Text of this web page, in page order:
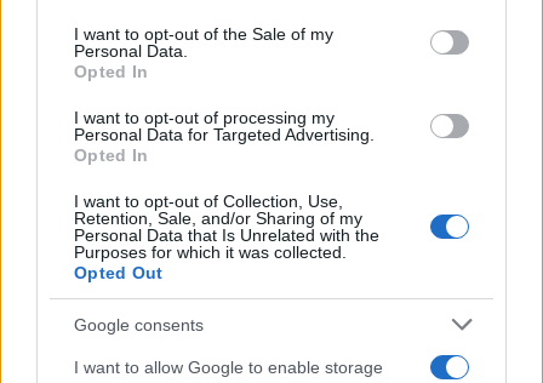
consent section.
I want to opt-out of the Sale of my
Personal Data.
Opted In
I want to opt-out of processing my
Personal Data for Targeted Advertising.
Opted In
I want to opt-out of Collection, Use,
Retention, Sale, and/or Sharing of my
Personal Data that Is Unrelated with the
Purposes for which it was collected.
Opted Out
Google consents
I want to allow Google to enable storage
Η Ελένη Φωτοπούλου ευχήθηκε για τη
γιορτή του Άκη Παυλόπουλου: «Δεκαπέντε
Αριστοτέλης Δαμίγος: Στο Αποτεφρωτήριο
Ριτσώνας το «ύστατο χαίρε» στον Έλληνα
Ψάθα
«Αφιέρωσε τη ζωή της στο να βοηθά
ανθρώπους που είχαν ανάγκη» - Η πρώτη
δήλωση της οικογένειας της 38χρονης
Λίζα που βρέθηκε νεκρή στην Κυψέλη
Η Αγγελική Ηλιάδη περιγράφει το θαύμα
που έζησε και πώς είδε τον Χριστό μπροστά